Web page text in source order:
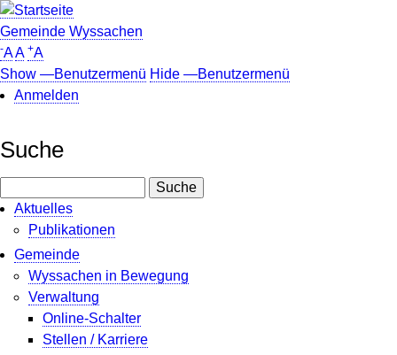
Direkt
zum
Inhalt
Gemeinde Wyssachen
-AA +A
Benutzermenü
Show —Benutzermenü Hide —Benutzermenü
Anmelden
Suche
Aktuelles
Publikationen
Gemeinde
Wyssachen in Bewegung
Verwaltung
Online-Schalter
Stellen / Karriere